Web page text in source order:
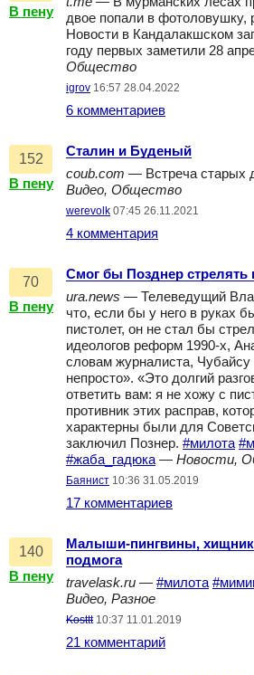
В пену
двое попали в фотоловушку,
Новости в Кандалакшском
году первых заметили 28
Общество
igrov 16:57 28.04.2022
6 комментариев
152
В пену
Сталин и Буденый
coub.com — Встреча старых
Видео, Общество
werevolk 07:45 26.11.2021
4 комментария
70
В пену
Смог бы Позднер стрелять
ura.news — Телеведущий
что, если бы у него в руках
пистолет, он не стал бы
идеологов реформ 1990-х,
словам журналиста, Чубайсу
непросто». «Это долгий
ответить вам: я не хожу с
противник этих расправ,
характерны были для
заключил Познер. #милота
#жаба_гадюка — Новости,
Баянист 10:36 31.05.2019
17 комментариев
140
В пену
Малыши-пингвины,
подмога
travelask.ru — #милота
Видео, Разное
Kosttt 10:37 11.01.2019
21 комментарий